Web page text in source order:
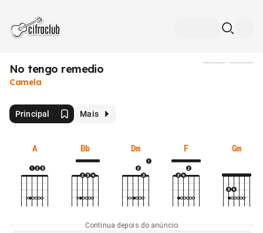
No tengo remedio
Camela
Principal Mais
A Bb Dm F Gm
Continua depois do anúncio